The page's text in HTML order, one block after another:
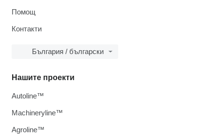
Помощ
Контакти
България / български
Нашите проекти
Autoline™
Machineryline™
Agroline™